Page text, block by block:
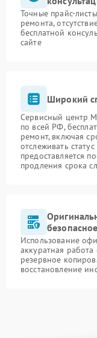
Точные прайс-
ремонта,
бесплатной
сайте
Широкий
Сервисный центр
по всей РФ,
ремонт, включая
отслеживать
предоставляется
продления срока
Использование
аккуратная
резервное
восстановление